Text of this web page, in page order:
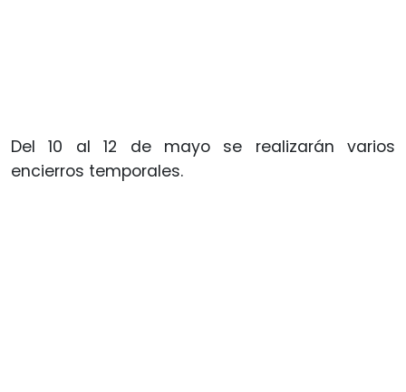
Del 10 al 12 de mayo se realizarán varios
encierros temporales.